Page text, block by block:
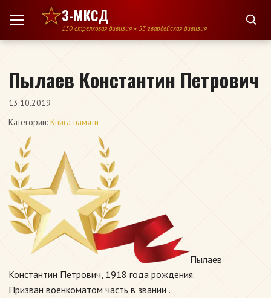
Перейти к содержимому
3-МКСД
130 стрелковая дивизия • 53 гвардейская дивизия
Пылаев Константин Петрович
13.10.2019
Категории: Книга памяти
Пылаев
Константин Петрович, 1918 года рождения.
Призван военкоматом часть в звании .